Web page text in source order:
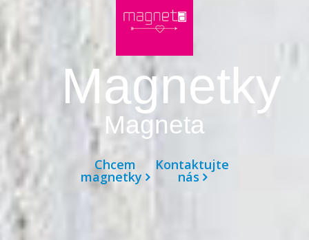
Magnetky
Magneta
Chcem
magnetky
Kontaktujte
nás